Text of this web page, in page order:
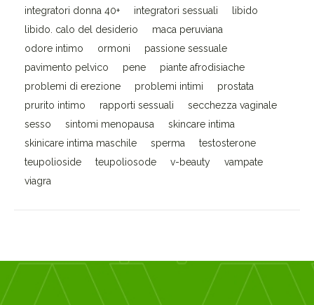
integratori donna 40+
integratori sessuali
libido
libido. calo del desiderio
maca peruviana
odore intimo
ormoni
passione sessuale
pavimento pelvico
pene
piante afrodisiache
problemi di erezione
problemi intimi
prostata
prurito intimo
rapporti sessuali
secchezza vaginale
sesso
sintomi menopausa
skincare intima
skinicare intima maschile
sperma
testosterone
teupolioside
teupoliosode v-beauty
vampate
viagra